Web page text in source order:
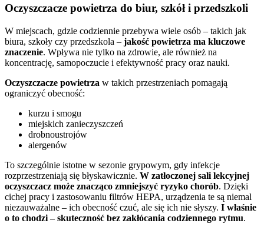
Oczyszczacze powietrza do biur, szkół i przedszkoli
W miejscach, gdzie codziennie przebywa wiele osób – takich jak
biura, szkoły czy przedszkola – jakość powietrza ma kluczowe
znaczenie. Wpływa nie tylko na zdrowie, ale również na
koncentrację, samopoczucie i efektywność pracy oraz nauki.
Oczyszczacze powietrza w takich przestrzeniach pomagają
ograniczyć obecność:
kurzu i smogu
miejskich zanieczyszczeń
drobnoustrojów
alergenów
To szczególnie istotne w sezonie grypowym, gdy infekcje
rozprzestrzeniają się błyskawicznie. W zatłoczonej sali lekcyjnej
oczyszczacz może znacząco zmniejszyć ryzyko chorób. Dzięki
cichej pracy i zastosowaniu filtrów HEPA, urządzenia te są niemal
niezauważalne – ich obecność czuć, ale się ich nie słyszy. I właśnie
o to chodzi – skuteczność bez zakłócania codziennego rytmu.